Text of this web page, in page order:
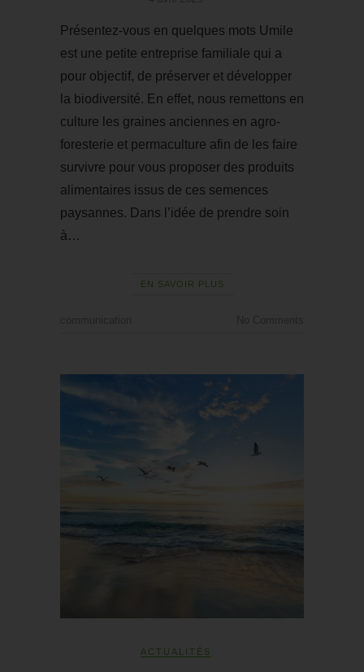
Présentez-vous en quelques mots Umile
est une petite entreprise familiale qui a
pour objectif, de préserver et développer
la biodiversité. En effet, nous remettons en
culture les graines anciennes en agro-
foresterie et permaculture afin de les faire
survivre pour vous proposer des produits
alimentaires issus de ces semences
paysannes. Dans l’idée de prendre soin
à…
EN SAVOIR PLUS
ACTUALITÉS